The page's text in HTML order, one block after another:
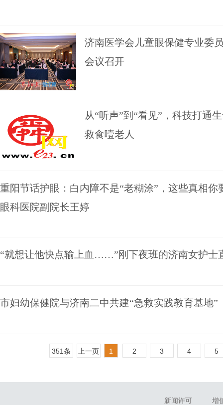
济南医学会儿童眼保健专业委
会议召开
从“听声”到“看见”，科技打通
救食噎老人
重阳节话护眼：白内障不是“老糊涂”，这些真相
眼科医院副院长王婷
“就想让他快点输上血……”刚下夜班的济南女护士
市妇幼保健院与济南二中共建“急救实践教育基地”
351条 上一页 1 2 3 4 5
新闻许可 增